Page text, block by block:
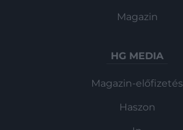
Magazin
HG MEDIA
Magazin-előfizetés
Haszon